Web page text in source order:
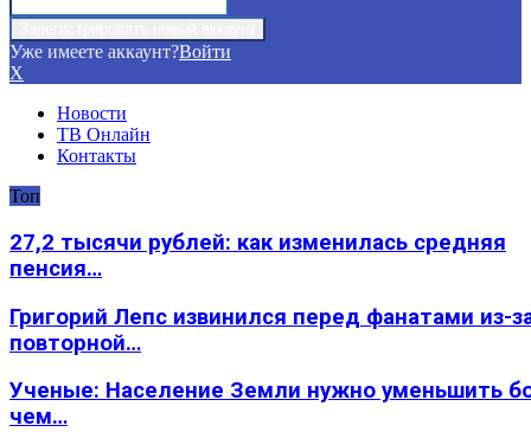
Уже имеете аккаунт?Войти
X
Новости
ТВ Онлайн
Контакты
Топ
27,2 тысячи рублей: как изменилась средняя
пенсия…
Григорий Лепс извинился перед фанатами из-
повторной…
Ученые: Население Земли нужно уменьшить
чем…